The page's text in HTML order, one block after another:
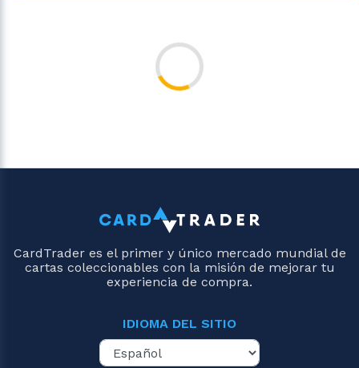
CardTrader es el primer y único mercado mundial de
cartas coleccionables con la misión de mejorar tu
experiencia de compra.
IDIOMA DEL SITIO